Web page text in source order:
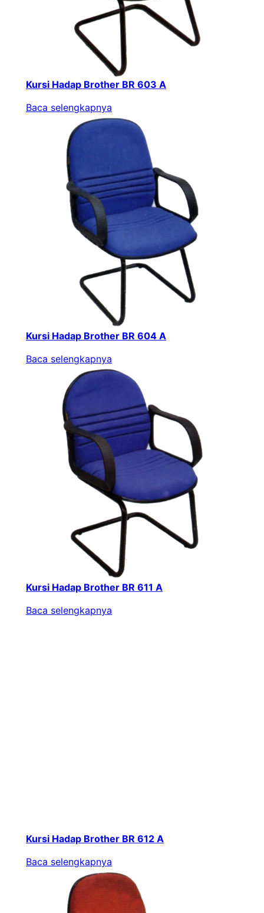
Kursi Hadap Brother BR 603 A
Baca selengkapnya
Kursi Hadap Brother BR 604 A
Baca selengkapnya
Kursi Hadap Brother BR 611 A
Baca selengkapnya
Kursi Hadap Brother BR 612 A
Baca selengkapnya